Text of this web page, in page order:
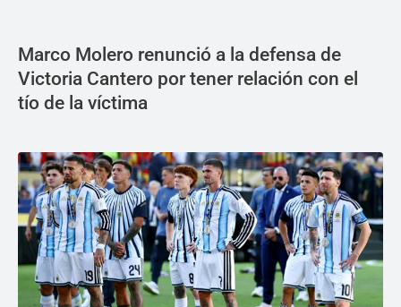
Marco Molero renunció a la defensa de
Victoria Cantero por tener relación con el
tío de la víctima